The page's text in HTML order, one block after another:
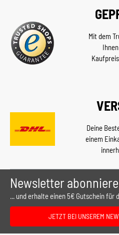
Mit dem
Deine
einem
Newsletter
... und erhalte einen 5€ Gutschein für
JETZT BEI UNSEREM